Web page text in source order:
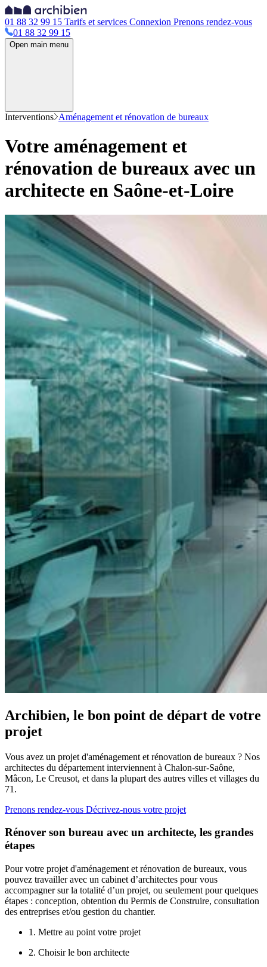
01 88 32 99 15 Tarifs et services Connexion Prenons rendez-vous
01 88 32 99 15
Open main menu
Interventions Aménagement et rénovation de bureaux
Votre aménagement et
rénovation de bureaux avec un
architecte en Saône-et-Loire
Archibien, le bon point de départ de votre
projet
Vous avez un projet d'aménagement et rénovation de bureaux ? Nos
architectes du département interviennent à Chalon-sur-Saône,
Mâcon, Le Creusot, et dans la plupart des autres villes et villages du
71.
Prenons rendez-vous Décrivez-nous votre projet
Rénover son bureau avec un architecte, les grandes
étapes
Pour votre projet d'aménagement et rénovation de bureaux, vous
pouvez travailler avec un cabinet d’architectes pour vous
accompagner sur la totalité d’un projet, ou seulement pour quelques
étapes : conception, obtention du Permis de Construire, consultation
des entreprises et/ou gestion du chantier.
1. Mettre au point votre projet
2. Choisir le bon architecte